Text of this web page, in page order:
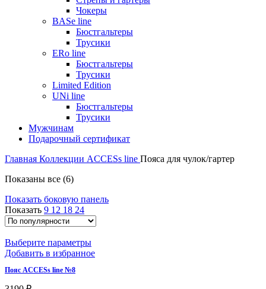
Чокеры
BASe line
Бюстгальтеры
Трусики
ERo line
Бюстгальтеры
Трусики
Limited Edition
UNi line
Бюстгальтеры
Трусики
Мужчинам
Подарочный сертификат
Главная Коллекции ACCESs line Пояса для чулок/гартер
Показаны все (6)
Показать боковую панель
Показать 9 12 18 24
Выберите параметры
Добавить в избранное
Пояс ACCESs line №8